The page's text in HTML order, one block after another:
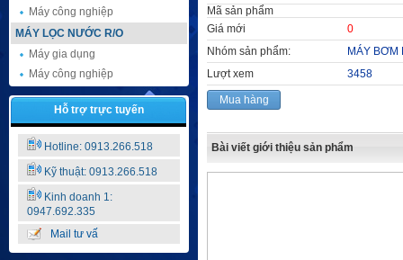
Máy công nghiệp
MÁY LỌC NƯỚC R/O
Máy gia dụng
Máy công nghiệp
Hỗ trợ trực tuyến
Hotline: 0913.266.518
Kỹ thuật: 0913.266.518
Kinh doanh 1:
0947.692.335
Mail tư vấ
Mã sản phẩm
Giá mới
0
Nhóm sản phẩm:
MÁY BƠM
Lượt xem
3458
Mua hàng
Bài viết giới thiệu sản phẩm